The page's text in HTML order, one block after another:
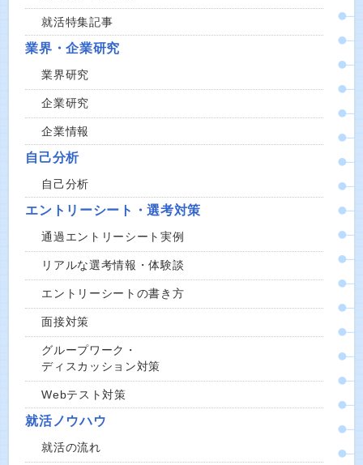
就活特集記事
業界・企業研究
業界研究
企業研究
企業情報
自己分析
自己分析
エントリーシート・選考対策
通過エントリーシート実例
リアルな選考情報・体験談
エントリーシートの書き方
面接対策
グループワーク・
ディスカッション対策
Webテスト対策
就活ノウハウ
就活の流れ